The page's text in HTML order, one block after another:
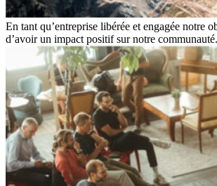
En tant qu’entreprise libérée et engagée notre
d’avoir un impact positif sur notre communauté.